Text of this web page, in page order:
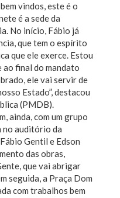
vindos, este é o
é a sede da
No início, Fábio já
que tem o espírito
que ele exerce. Estou
final do mandato
ele vai servir de
Estado”, destacou
(PMDB).
ainda, com um grupo
no auditório da
Gentil e Edson
das obras,
que vai abrigar
seguida, a Praça Dom
com trabalhos bem